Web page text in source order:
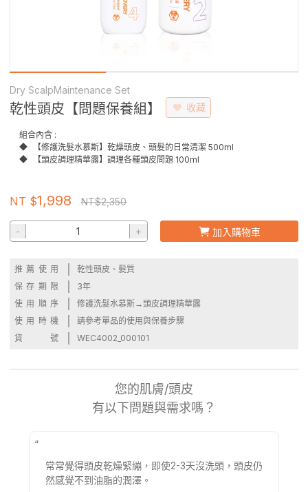
Dry ScalpMaintenance Set
乾性頭皮【問題保養組】 收藏
組合內含 :
◆
【修護洗髮水慕斯】乾燥頭皮、頭髮的日常清潔 500ml
◆
【頭皮調理精華露】調理各種頭皮問題 100ml
NT $1,998 NT$2,350
- + 加入購物車
推薦使用
乾性頭皮、髮質
保存期限
3年
使用順序
修護洗髮水慕斯→頭皮調理精華露
使用時機
請參考單品的使用與保養步驟
貨號
WEC4002_000101
您的肌膚/頭皮
有以下問題與需求嗎？
“
常常覺得頭皮乾燥緊繃，即使2-3天沒洗頭，頭皮仍
然感覺不到油脂的潤澤。